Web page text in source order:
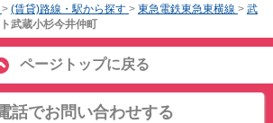
> (賃貸)路線・駅から探す > 東急電鉄東急東横線 > 武
武蔵小杉今井仲町
ページトップに戻る
話でお問い合わせする